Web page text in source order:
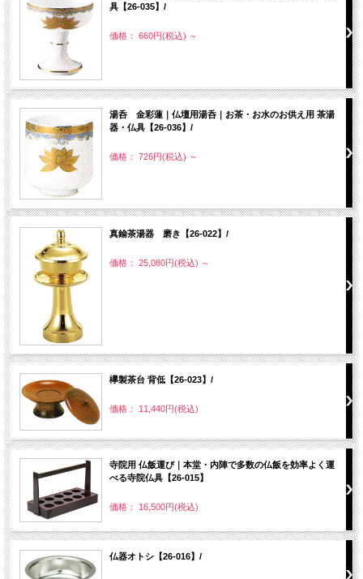
具【26-035】/
価格： 660円(税込) ～
湯呑 金彩蓮｜仏壇用湯呑｜お茶・お水のお供え用 茶湯
器・仏具【26-036】/
価格： 726円(税込) ～
真鍮茶湯器 磨き【26-022】/
価格： 25,080円(税込) ～
欅製茶台 背低【26-023】/
価格： 11,440円(税込)
寺院用 仏飯運び｜本堂・内陣で多数の仏飯を効率よく運
べる寺院仏具【26-015】
価格： 16,500円(税込)
仏器オトシ【26-016】/